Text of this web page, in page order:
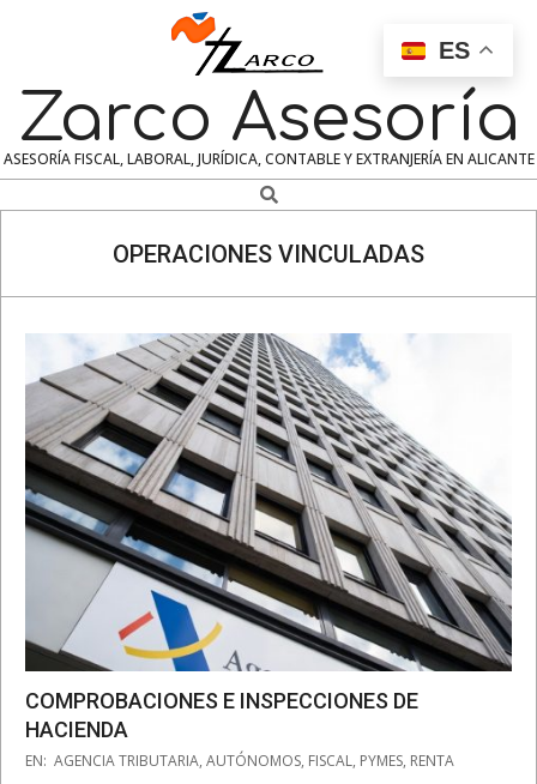
Zarco Asesoría
ASESORÍA FISCAL, LABORAL, JURÍDICA, CONTABLE Y EXTRANJERÍA EN ALICANTE
Search
OPERACIONES VINCULADAS
COMPROBACIONES E INSPECCIONES DE
HACIENDA
2026-
EN: AGENCIA TRIBUTARIA, AUTÓNOMOS, FISCAL, PYMES, RENTA
ES